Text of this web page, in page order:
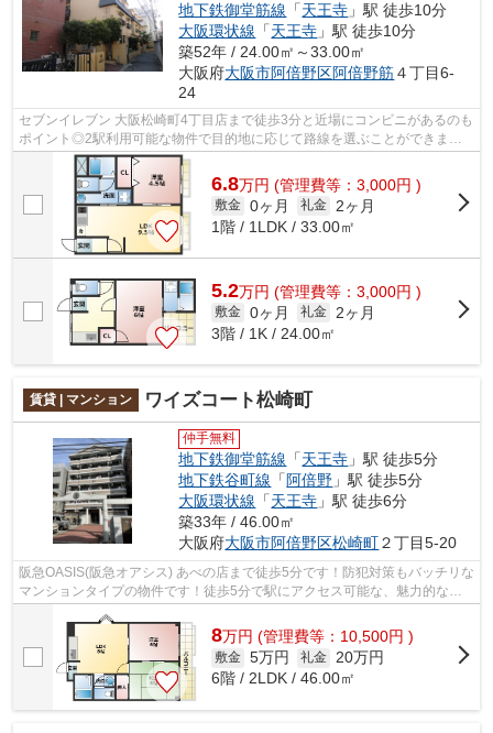
地下鉄御堂筋線 「天王寺 」駅 徒歩10分
大阪環状線 「天王寺 」駅 徒歩10分
築52年 / 24.00㎡～33.00㎡
大阪府大阪市阿倍野区阿倍野筋４丁目6-
24
セブンイレブン 大阪松崎町4丁目店まで徒歩3分と近場にコンビニがあるのも
ポイント◎2駅利用可能な物件で目的地に応じて路線を選ぶことができます
◎ゴミ出しを楽にするために、遠くまで...
6.8万円 (管理費等：3,000円 )
敷金 0ヶ月 礼金
2ヶ月
1階 / 1LDK / 33.00㎡
5.2万円 (管理費等：3,000円 )
敷金 0ヶ月 礼金
2ヶ月
3階 / 1K / 24.00㎡
賃貸 | マンション ワイズコート松崎町
仲手無料
地下鉄御堂筋線 「天王寺 」駅 徒歩5分
地下鉄谷町線 「 阿倍野 」駅 徒歩5分
大阪環状線 「天王寺 」駅 徒歩6分
築33年 / 46.00㎡
大阪府大阪市阿倍野区松崎町２丁目5-20
阪急OASIS(阪急オアシス) あべの店まで徒歩5分です！防犯対策もバッチリな
マンションタイプの物件です！徒歩5分で駅にアクセス可能な、魅力的な駅
近物件です！新着情報：ワイズコート...
8万円 (管理費等：10,500円 )
敷金 5万円 礼金 20万円
6階 / 2LDK / 46.00㎡